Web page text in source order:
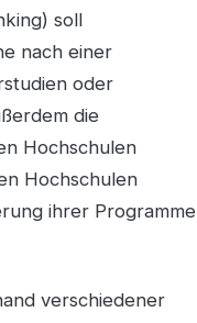
soll
nach einer
oder
die
Hochschulen
Hochschulen
ihrer Programme
verschiedener